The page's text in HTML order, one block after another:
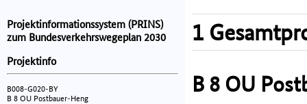
Projektinformationssystem (PRINS)
zum Bundesverkehrswegeplan 2030
Projektinfo
B008-G020-BY
B 8 OU Postbauer-Heng
1
B 8 OU